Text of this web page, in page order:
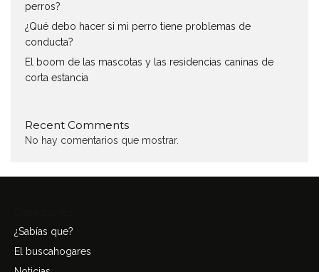
perros?
¿Qué debo hacer si mi perro tiene problemas de
conducta?
El boom de las mascotas y las residencias caninas de
corta estancia
Recent Comments
No hay comentarios que mostrar.
¿Sabías que?
El buscahogares